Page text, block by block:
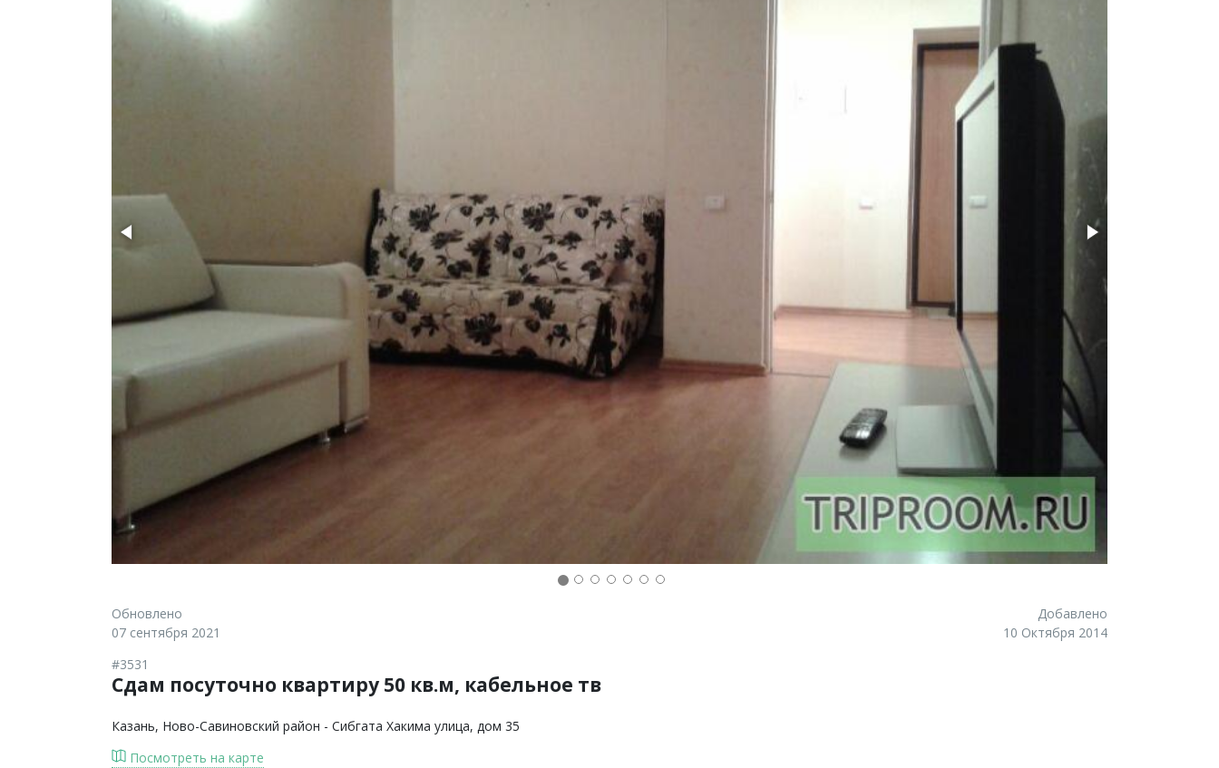
Обновлено
07 сентября 2021
Добавлено
10 Октября 2014
Сдам посуточно квартиру 50 кв.м, кабельное тв
#3531
Казань, Ново-Савиновский район - Сибгата Хакима улица, дом 35
Посмотреть на карте